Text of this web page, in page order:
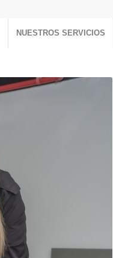
NUESTROS SERVICIOS